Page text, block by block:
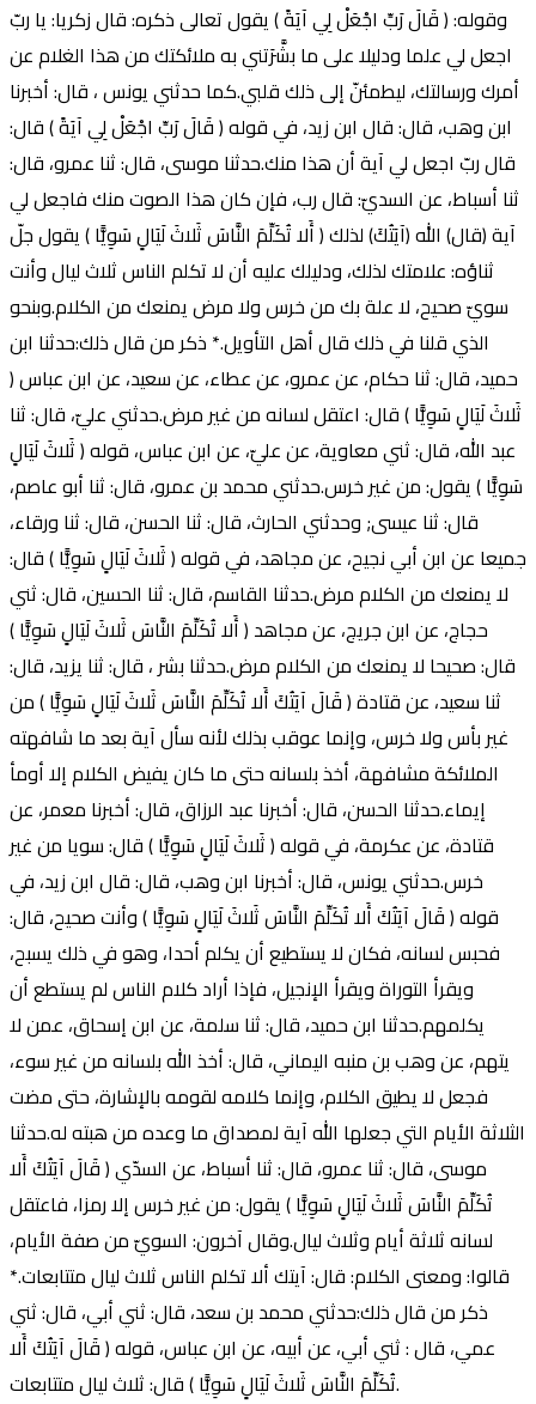
وقوله: ( قَالَ رَبِّ اجْعَلْ لِي آيَةً ) يقول تعالى ذكره: قال زكريا: يا ربّ
اجعل لي علما ودليلا على ما بشَّرَتني به ملائكتك من هذا الغلام عن
أمرك ورسالتك، ليطمئنّ إلى ذلك قلبي.كما حدثني يونس ، قال: أخبرنا
ابن وهب، قال: قال ابن زيد، في قوله ( قَالَ رَبِّ اجْعَلْ لِي آيَةً ) قال:
قال ربّ اجعل لي آية أن هذا منك.حدثنا موسى، قال: ثنا عمرو، قال:
ثنا أسباط، عن السديّ: قال رب، فإن كان هذا الصوت منك فاجعل لي
آية (قال) الله (آيَتُكَ) لذلك ( أَلا تُكَلِّمَ النَّاسَ ثَلاثَ لَيَالٍ سَوِيًّا ) يقول جلّ
ثناؤه: علامتك لذلك، ودليلك عليه أن لا تكلم الناس ثلاث ليال وأنت
سويّ صحيح، لا علة بك من خرس ولا مرض يمنعك من الكلام.وبنحو
الذي قلنا في ذلك قال أهل التأويل.* ذكر من قال ذلك:حدثنا ابن
حميد، قال: ثنا حكام، عن عمرو، عن عطاء، عن سعيد، عن ابن عباس (
ثَلاثَ لَيَالٍ سَوِيًّا ) قال: اعتقل لسانه من غير مرض.حدثني عليّ، قال: ثنا
عبد الله، قال: ثني معاوية، عن عليّ، عن ابن عباس، قوله ( ثَلاثَ لَيَالٍ
سَوِيًّا ) يقول: من غير خرس.حدثني محمد بن عمرو، قال: ثنا أبو عاصم،
قال: ثنا عيسى; وحدثني الحارث، قال: ثنا الحسن، قال: ثنا ورقاء،
جميعا عن ابن أبي نجيح، عن مجاهد، في قوله ( ثَلاثَ لَيَالٍ سَوِيًّا ) قال:
لا يمنعك من الكلام مرض.حدثنا القاسم، قال: ثنا الحسين، قال: ثني
حجاج، عن ابن جريج، عن مجاهد ( أَلا تُكَلِّمَ النَّاسَ ثَلاثَ لَيَالٍ سَوِيًّا )
قال: صحيحا لا يمنعك من الكلام مرض.حدثنا بشر ، قال: ثنا يزيد، قال:
ثنا سعيد، عن قتادة ( قَالَ آيَتُكَ أَلا تُكَلِّمَ النَّاسَ ثَلاثَ لَيَالٍ سَوِيًّا ) من
غير بأس ولا خرس، وإنما عوقب بذلك لأنه سأل آية بعد ما شافهته
الملائكة مشافهة، أخذ بلسانه حتى ما كان يفيض الكلام إلا أومأ
إيماء.حدثنا الحسن، قال: أخبرنا عبد الرزاق، قال: أخبرنا معمر، عن
قتادة، عن عكرمة، في قوله ( ثَلاثَ لَيَالٍ سَوِيًّا ) قال: سويا من غير
خرس.حدثني يونس، قال: أخبرنا ابن وهب، قال: قال ابن زيد، في
قوله ( قَالَ آيَتُكَ أَلا تُكَلِّمَ النَّاسَ ثَلاثَ لَيَالٍ سَوِيًّا ) وأنت صحيح، قال:
فحبس لسانه، فكان لا يستطيع أن يكلم أحدا، وهو في ذلك يسبح،
ويقرأ التوراة ويقرأ الإنجيل، فإذا أراد كلام الناس لم يستطع أن
يكلمهم.حدثنا ابن حميد، قال: ثنا سلمة، عن ابن إسحاق، عمن لا
يتهم، عن وهب بن منبه اليماني، قال: أخذ الله بلسانه من غير سوء،
فجعل لا يطيق الكلام، وإنما كلامه لقومه بالإشارة، حتى مضت
الثلاثة الأيام التي جعلها الله آية لمصداق ما وعده من هبته له.حدثنا
موسى، قال: ثنا عمرو، قال: ثنا أسباط، عن السدّي ( قَالَ آيَتُكَ أَلا
تُكَلِّمَ النَّاسَ ثَلاثَ لَيَالٍ سَوِيًّا ) يقول: من غير خرس إلا رمزا، فاعتقل
لسانه ثلاثة أيام وثلاث ليال.وقال آخرون: السويّ من صفة الأيام،
قالوا: ومعنى الكلام: قال: آيتك ألا تكلم الناس ثلاث ليال متتابعات.*
ذكر من قال ذلك:حدثني محمد بن سعد، قال: ثني أبي، قال: ثني
عمي، قال : ثني أبي، عن أبيه، عن ابن عباس، قوله ( قَالَ آيَتُكَ أَلا
تُكَلِّمَ النَّاسَ ثَلاثَ لَيَالٍ سَوِيًّا ) قال: ثلاث ليال متتابعات.